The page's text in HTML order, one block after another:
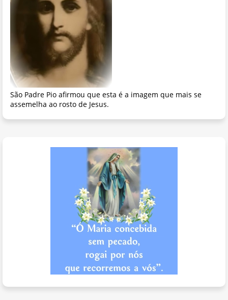
São Padre Pio afirmou que esta é a imagem que mais se
assemelha ao rosto de Jesus.